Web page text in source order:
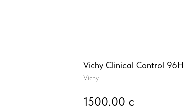
Vichy Clinical Control 96H
Vichy
1500.00 с